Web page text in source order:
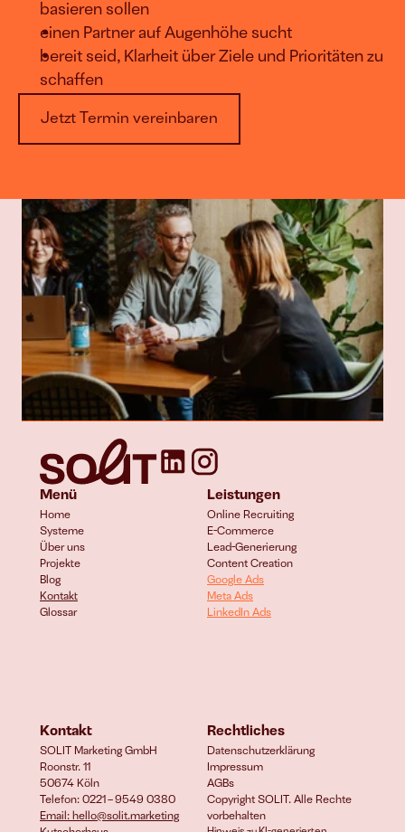
basieren sollen
einen Partner auf Augenhöhe sucht
bereit seid, Klarheit über Ziele und Prioritäten zu
schaffen
Jetzt Termin vereinbaren
Menü
Home
Systeme
Über uns
Projekte
Blog
Kontakt
Glossar
Leistungen
Online Recruiting
E-Commerce
Lead-Generierung
Content Creation
Google Ads
Meta Ads
LinkedIn Ads
Kontakt
SOLIT Marketing GmbH
Roonstr. 11
50674 Köln
Telefon: 0221 – 9549 0380
Email: hello@solit.marketing
Rechtliches
Datenschutzerklärung
Impressum
AGBs
Copyright SOLIT. Alle Rechte
vorbehalten